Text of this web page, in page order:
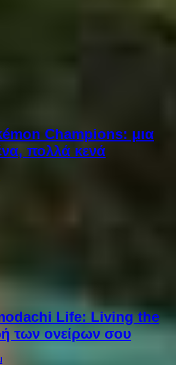
Champions: μια
πολλά κενά
Life: Living the
των ονείρων σου